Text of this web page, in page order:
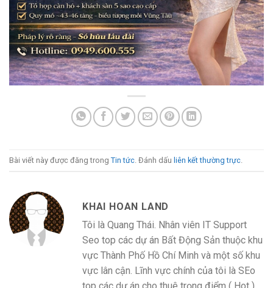
Bài viết này được đăng trong Tin tức . Đánh dấu liên kết thường trực
KHAI HOAN LAND
Tôi là Quang Thái. Nhân viên IT Support
Seo top các dự án Bất Động Sản thuộc khu
vực Thành Phố Hồ Chí Minh và một số khu
vực lân cận. Lĩnh vực chính của tôi là SEo